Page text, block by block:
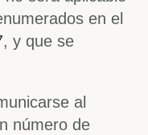
en el
, y que se
al
número de